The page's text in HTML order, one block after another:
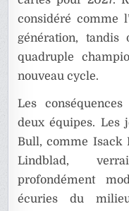
considéré comme
génération,
quadruple
nouveau cycle.
Les
deux équipes. Les
Bull, comme Isack
Lindblad,
profondément
écuries du